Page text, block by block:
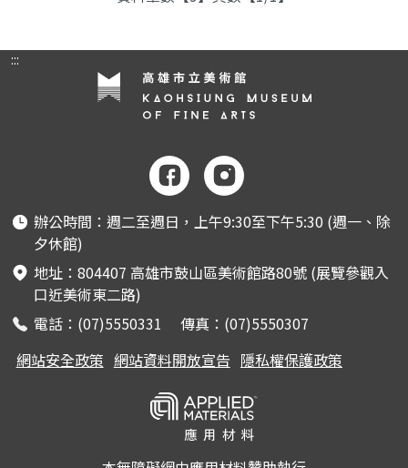
:::
辦公時間：週二至週日，上午9:30至下午5:30 (週一、除
夕休館)
地址：804407 高雄市鼓山區美術館路80號 (展覽參觀入
口近美術東二路)
電話：(07)5550331 傳真：(07)5550307
網站安全政策 網站資料開放宣告 隱私權保護政策